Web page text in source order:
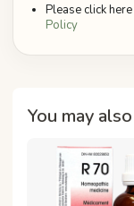
Please click
Policy
You may